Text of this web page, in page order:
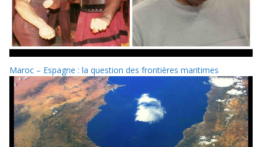
Maroc – Espagne : la question des frontières maritimes